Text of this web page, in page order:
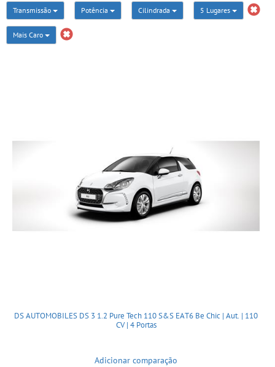
Transmissão Potência Cilindrada 5 Lugares
Mais Caro
DS AUTOMOBILES DS 3 1.2 Pure Tech 110 S&S EAT6 Be Chic | Aut. | 110
CV | 4 Portas
Adicionar comparação